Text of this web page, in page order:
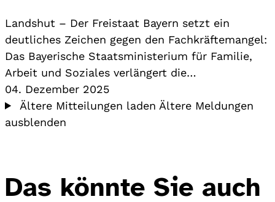
Landshut – Der Freistaat Bayern setzt ein
deutliches Zeichen gegen den Fachkräftemangel:
Das Bayerische Staatsministerium für Familie,
Arbeit und Soziales verlängert die…
04. Dezember 2025
Ältere Mitteilungen laden Ältere Meldungen
ausblenden
Das könnte Sie auch